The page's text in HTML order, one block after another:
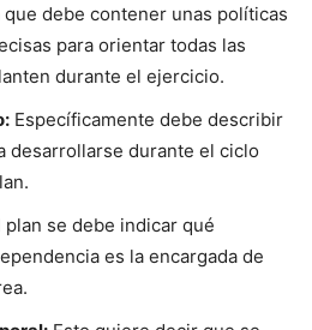
que debe contener unas políticas
para orientar todas las
durante el ejercicio.
Específicamente debe describir
desarrollarse durante el ciclo
plan se debe indicar qué
es la encargada de